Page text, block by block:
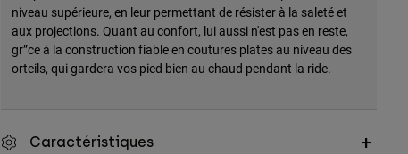
niveau supérieure, en leur permettant de résister à la saleté et
aux projections. Quant au confort, lui aussi n'est pas en reste,
gr”ce à la construction fiable en coutures plates au niveau des
orteils, qui gardera vos pied bien au chaud pendant la ride.
Caractéristiques